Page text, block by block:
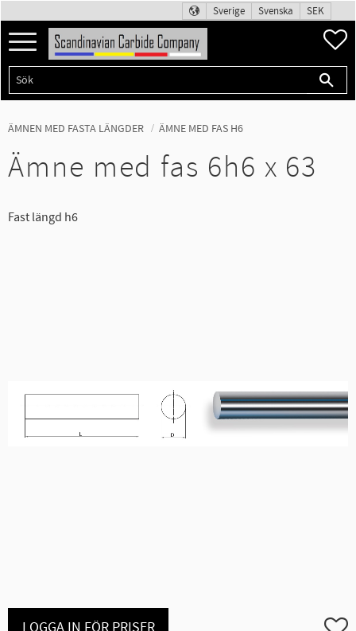
Meny
Sverige Svenska SEK
ÄMNEN MED FASTA LÄNGDER ÄMNE MED FAS H6
Ämne med fas 6h6 x 63
Fast längd h6
Lägg